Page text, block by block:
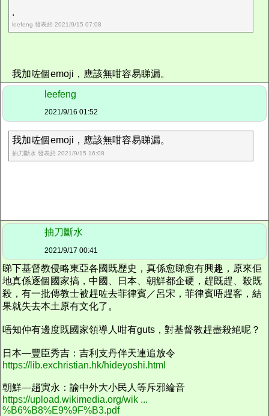
.
leefeng 發表於 2021/9/15 07:08
我加咗個emoji，應該無咁容易睇漏。
leefeng
2021/9/16 01:52
我加咗個emoji，應該無咁容易睇漏。
抽刀斷水 發表於 2021/9/15 16:08
抽刀斷水
2021/9/17 00:41
睇下基督教侵略東亞各國既歷史，真係愈睇愈有興趣，原來佢
地真係逐個國家搞，中國、日本、朝鮮都企硬，趕既趕、殺既
殺，有一批傳教士被趕咗去菲律賓／呂宋，菲律賓唔趕客，結
果就失去本土原有文化了。
唔知仲有邊度既國家領導人咁有guts，對基督教趕盡殺絕呢？
日本—豐臣秀吉：吉利支丹伴天連追放令
https://lib.exchristian.hk/hideyoshi.html
朝鮮—趙寅永：諭中外大小民人等斥邪綸音
https://upload.wikimedia.org/wik ...
%B6%B8%E9%9F%B3.pdf